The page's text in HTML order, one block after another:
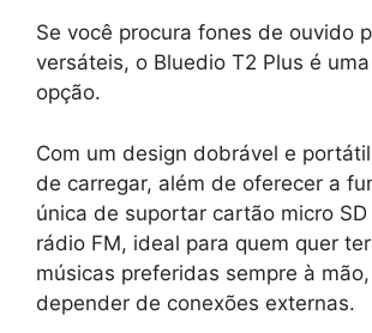
Se você procura fones de ouvido
versáteis, o Bluedio T2 Plus é
opção.
Com um design dobrável e
de carregar, além de oferecer a
única de suportar cartão micro
rádio FM, ideal para quem quer
músicas preferidas sempre à
depender de conexões externas.